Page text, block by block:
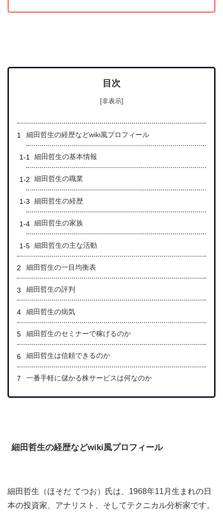
目次
[非表示]
細田哲生の経歴などwiki風プロフィール
細田哲生の基本情報
細田哲生の職業
細田哲生の経歴
細田哲生の家族
細田哲生の主な活動
細田哲生の一目均衡表
細田哲生の評判
細田哲生の病気
細田哲生のセミナーで稼げるのか
細田哲生は信頼できるのか
一番手軽に儲かる株サービスは何なのか
細田哲生の経歴などwiki風プロフィール
細田哲生（ほそだ てつお）氏は、1968年11月生まれの日
本の投資家、アナリスト、そしてテクニカル分析家です。